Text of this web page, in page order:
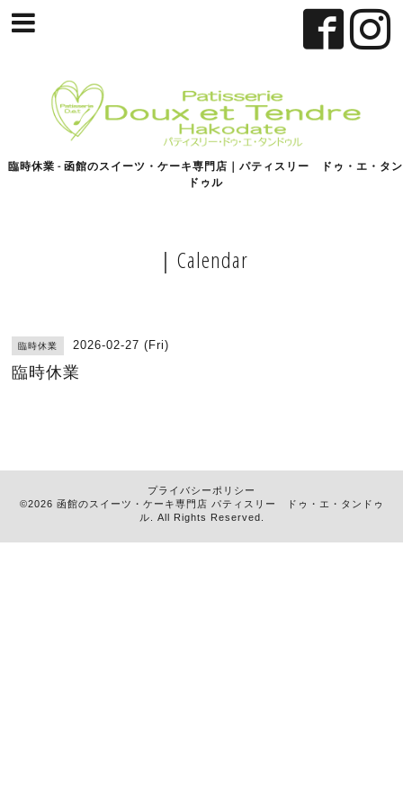
臨時休業 - 函館のスイーツ・ケーキ専門店｜パティスリー ドゥ・エ・タン
ドゥル
｜Calendar
臨時休業 2026-02-27 (Fri)
臨時休業
プライバシーポリシー
©2026 函館のスイーツ・ケーキ専門店 パティスリー ドゥ・エ・タンドゥ
ル . All Rights Reserved.